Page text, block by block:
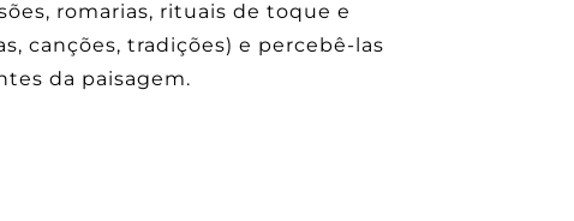
romarias, rituais de toque e
canções, tradições) e percebê-las
da paisagem.